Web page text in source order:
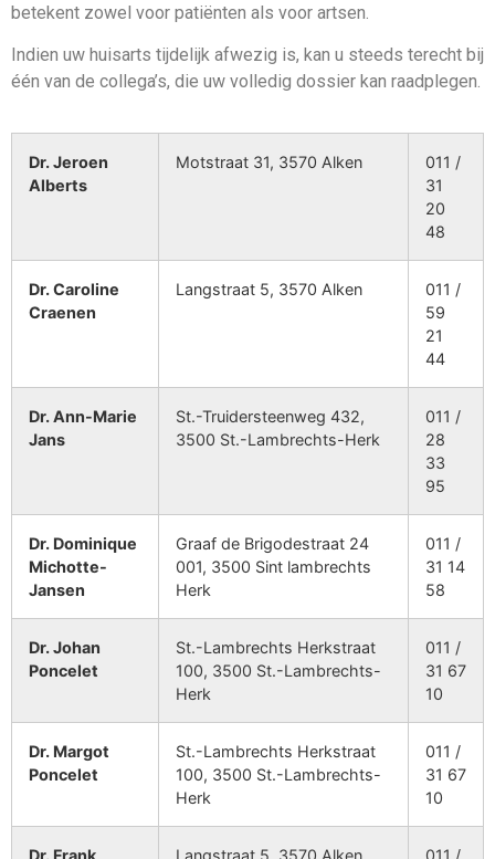
betekent zowel voor patiënten als voor artsen.
Indien uw huisarts tijdelijk afwezig is, kan u steeds terecht bij
één van de collega’s, die uw volledig dossier kan raadplegen.
Dr. Jeroen
Alberts
Motstraat 31, 3570 Alken
011 /
31
20
48
Dr. Caroline
Craenen
Langstraat 5, 3570 Alken
011 /
59
21
44
Dr. Ann-Marie
Jans
St.-Truidersteenweg 432,
3500 St.-Lambrechts-Herk
011 /
28
33
95
Dr. Dominique
Michotte-
Jansen
Graaf de Brigodestraat 24
001, 3500 Sint lambrechts
Herk
011 /
31 14
58
Dr. Johan
Poncelet
St.-Lambrechts Herkstraat
100, 3500 St.-Lambrechts-
Herk
011 /
31 67
10
Dr. Margot
Poncelet
St.-Lambrechts Herkstraat
100, 3500 St.-Lambrechts-
Herk
011 /
31 67
10